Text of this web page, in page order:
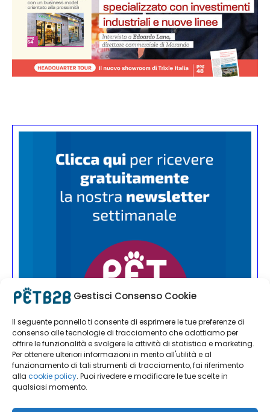
Gestisci Consenso Cookie
Il seguente pannello ti consente di esprimere le tue preferenze di
consenso alle tecnologie di tracciamento che adottiamo per
offrire le funzionalità e svolgere le attività di statistica e marketing.
Per ottenere ulteriori informazioni in merito all'utilità e al
funzionamento di tali strumenti di tracciamento, fai riferimento
alla cookie policy. Puoi rivedere e modificare le tue scelte in
qualsiasi momento.